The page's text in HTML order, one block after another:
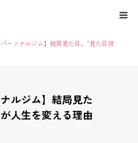
ーソナルジム】結局見た目。”見た目投
ルジム】結局見た
人生を変える理由